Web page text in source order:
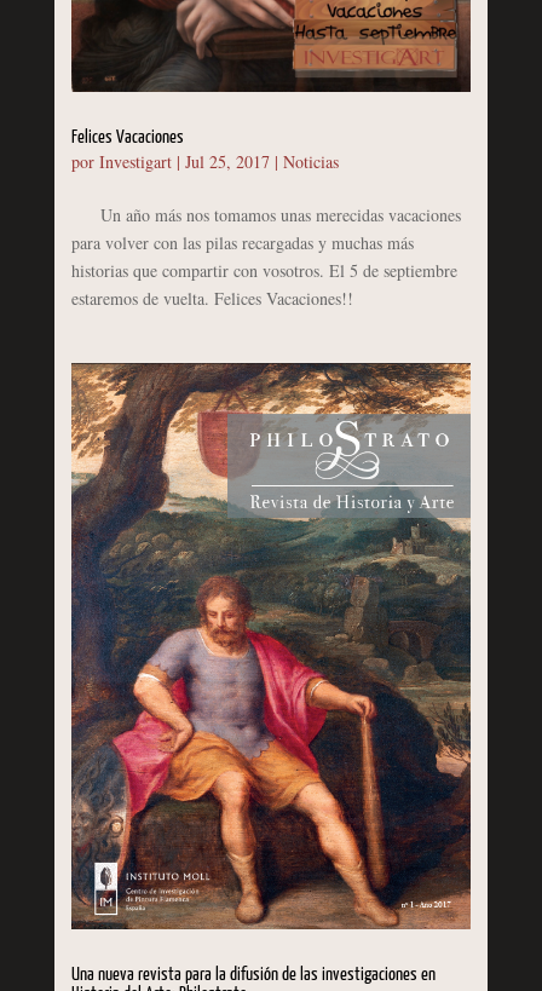
Felices Vacaciones
por Investigart| Jul 25, 2017| Noticias
Un año más nos tomamos unas merecidas vacaciones
para volver con las pilas recargadas y muchas más
historias que compartir con vosotros. El 5 de septiembre
estaremos de vuelta. Felices Vacaciones!!
Una nueva revista para la difusión de las investigaciones en